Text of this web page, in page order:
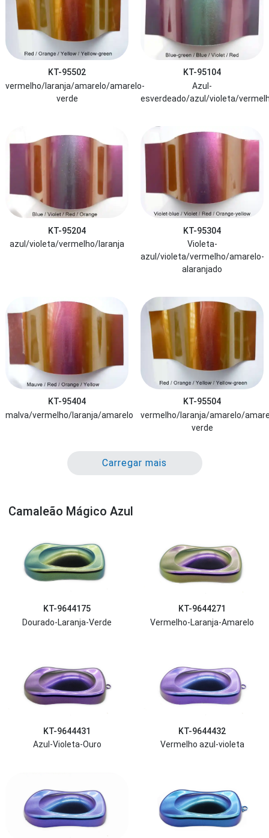
KT-95502
vermelho/laranja/amarelo/amarelo-
verde
KT-95104
Azul-
esverdeado/azul/violeta/
KT-95204
azul/violeta/vermelho/laranja
KT-95304
Violeta-
azul/violeta/vermelho/amarelo-
alaranjado
KT-95404
malva/vermelho/laranja/amarelo
KT-95504
vermelho/laranja/amarelo/
verde
Carregar mais
Camaleão Mágico Azul
KT-9644175
Dourado-Laranja-Verde
KT-9644271
Vermelho-Laranja-Amarelo
KT-9644431
Azul-Violeta-Ouro
KT-9644432
Vermelho azul-violeta